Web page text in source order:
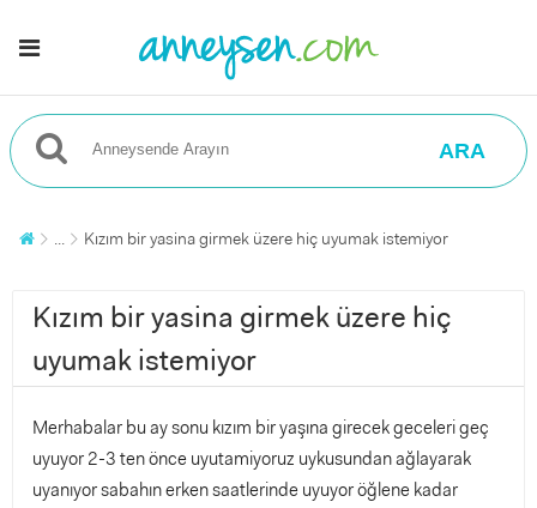
ARA
... Kızım bir yasina girmek üzere hiç uyumak istemiyor
Kızım bir yasina girmek üzere hiç
uyumak istemiyor
Merhabalar bu ay sonu kızım bir yaşına girecek geceleri geç
uyuyor 2-3 ten önce uyutamiyoruz uykusundan ağlayarak
uyanıyor sabahın erken saatlerinde uyuyor öğlene kadar